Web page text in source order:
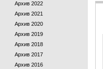
Архив 2022
Архив 2021
Архив 2020
Архив 2019
Архив 2018
Архив 2017
Архив 2016